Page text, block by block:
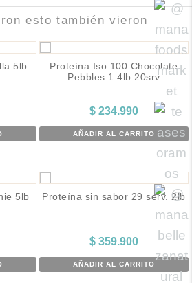
esto también vieron
5lb
Proteína Iso 100 Chocolate
Pebbles 1.4lb 20srv
$234.990
AÑADIR AL CARRITO
5lb Proteína sin sabor 29 serv. 2lb
$359.900
AÑADIR AL CARRITO